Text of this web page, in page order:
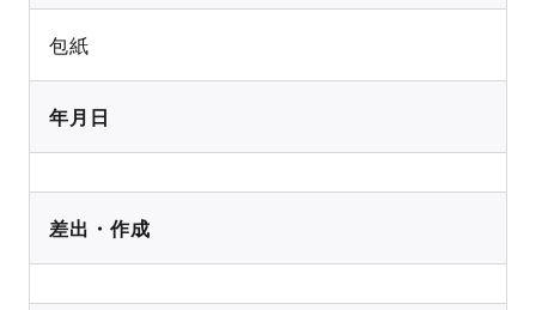
包紙
年月日
差出・作成